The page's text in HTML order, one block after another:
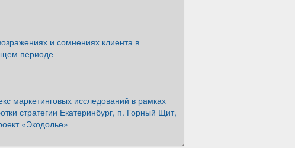
и сомнениях клиента в
периоде
маркетинговых исследований в рамках
стратегии Екатеринбург, п. Горный Щит,
«Экодолье»